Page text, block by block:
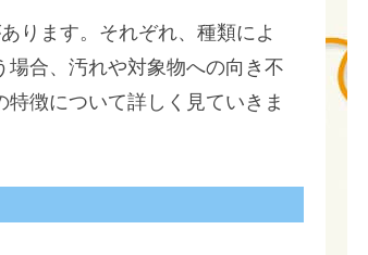
ります。それぞれ、種類によ
合、汚れや対象物への向き不
徴について詳しく見ていきま